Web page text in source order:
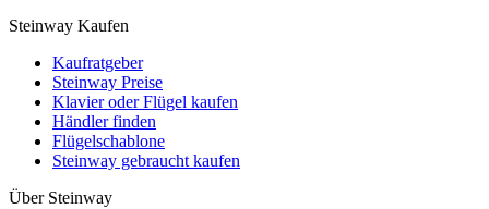
Steinway Kaufen
Kaufratgeber
Steinway Preise
Klavier oder Flügel kaufen
Händler finden
Flügelschablone
Steinway gebraucht kaufen
Über Steinway